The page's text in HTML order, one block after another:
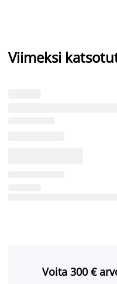
Viimeksi
Voita 300 €